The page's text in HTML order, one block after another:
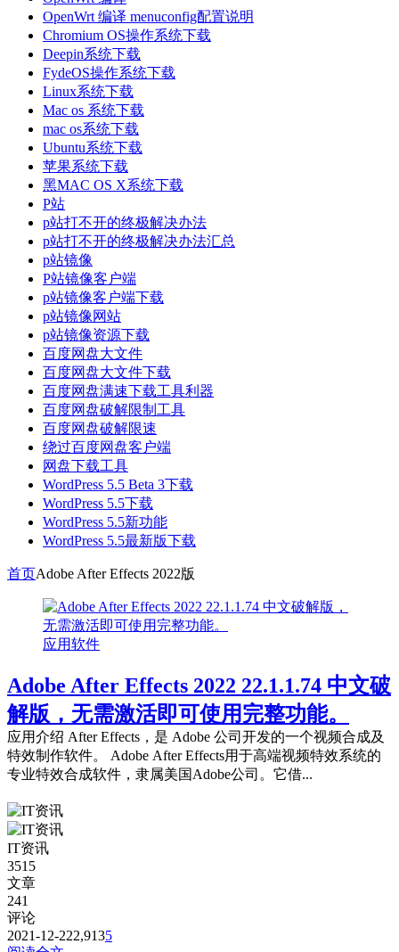
OpenWrt 编译 menuconfig配置说明
Chromium OS操作系统下载
Deepin系统下载
FydeOS操作系统下载
Linux系统下载
Mac os 系统下载
mac os系统下载
Ubuntu系统下载
苹果系统下载
黑MAC OS X系统下载
P站
p站打不开的终极解决办法
p站打不开的终极解决办法汇总
p站镜像
P站镜像客户端
p站镜像客户端下载
p站镜像网站
p站镜像资源下载
百度网盘大文件
百度网盘大文件下载
百度网盘满速下载工具利器
百度网盘破解限制工具
百度网盘破解限速
绕过百度网盘客户端
网盘下载工具
WordPress 5.5 Beta 3下载
WordPress 5.5下载
WordPress 5.5新功能
WordPress 5.5最新版下载
首页Adobe After Effects 2022版
应用软件
Adobe After Effects 2022 22.1.1.74 中文破
解版，无需激活即可使用完整功能。
应用介绍 After Effects，是 Adobe 公司开发的一个视频合成及
特效制作软件。 Adobe After Effects用于高端视频特效系统的
专业特效合成软件，隶属美国Adobe公司。它借...
IT资讯
3515
文章
241
评论
2021-12-222,9135